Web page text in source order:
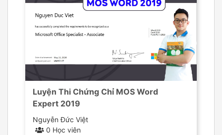
Luyện Thi Chứng Chỉ MOS Word
Expert 2019
Nguyễn Đức Việt
0 Học viên